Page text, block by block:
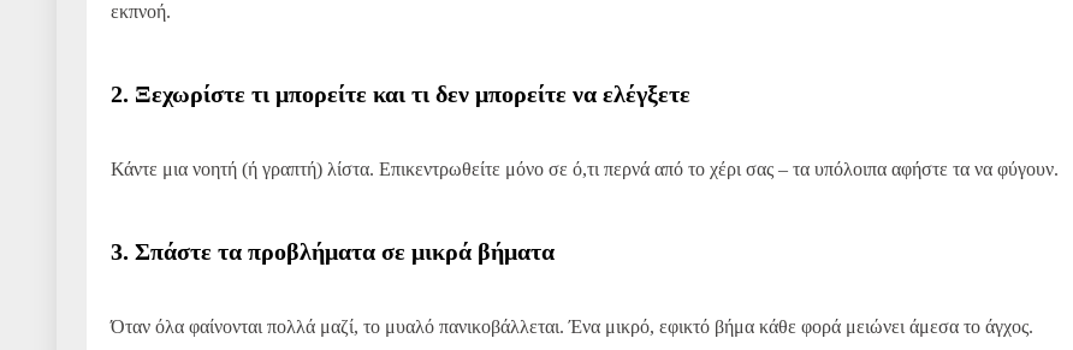
εκπνοή.
2. Ξεχωρίστε τι μπορείτε και τι δεν μπορείτε να ελέγξετε
Κάντε μια νοητή (ή γραπτή) λίστα. Επικεντρωθείτε μόνο σε ό,τι περνά από το χέρι σας – τα υπόλοιπα αφήστε τα να φύγουν.
3. Σπάστε τα προβλήματα σε μικρά βήματα
Όταν όλα φαίνονται πολλά μαζί, το μυαλό πανικοβάλλεται. Ένα μικρό, εφικτό βήμα κάθε φορά μειώνει άμεσα το άγχος.